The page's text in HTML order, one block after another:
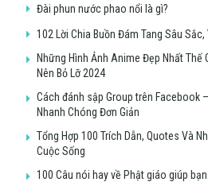
Đài phun nước phao nổi là gì?
102 Lời Chia Buồn Đám Tang Sâu Sắc,
Những Hình Ảnh Anime Đẹp Nhất Thế
Nên Bỏ Lỡ 2024
Cách đánh sập Group trên Facebook
Nhanh Chóng Đơn Giản
Tổng Hợp 100 Trích Dẫn, Quotes Và
Cuộc Sống
100 Câu nói hay về Phật giáo giúp